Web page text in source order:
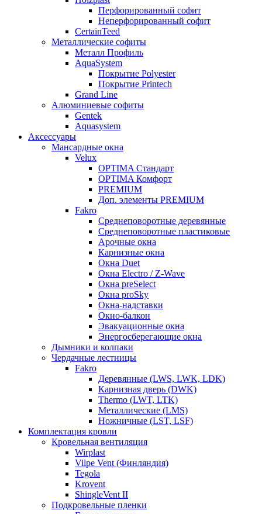
Перфорированный софит
Неперфорированный софит
CertainTeed
Металлические софиты
Металл Профиль
AquaSystem
Покрытие Polyester
Покрытие Printech
Grand Line
Алюминиевые софиты
Gentek
Aquasystem
Аксессуары
Мансардные окна
Velux
OPTIMA Стандарт
OPTIMA Комфорт
PREMIUM
Доп. элементы PREMIUM
Fakro
Cреднеповоротные деревянные
Cреднеповоротные пластиковые
Арочные окна
Карнизные окна
Окна Duet
Окна Electro / Z-Wave
Окна preSelect
Окна proSky
Окна-надставки
Окно-балкон
Эвакуационные окна
Энергосберегающие окна
Дымники и колпаки
Чердачные лестницы
Fakro
Деревянные (LWS, LWK, LDK)
Карнизная дверь (DWK)
Thermo (LWT, LTK)
Металлические (LMS)
Ножничные (LST, LSF)
Комплектация кровли
Кровельная вентиляция
Wirplast
Vilpe Vent (Финляндия)
Tegola
Krovent
ShingleVent II
Подкровельные пленки